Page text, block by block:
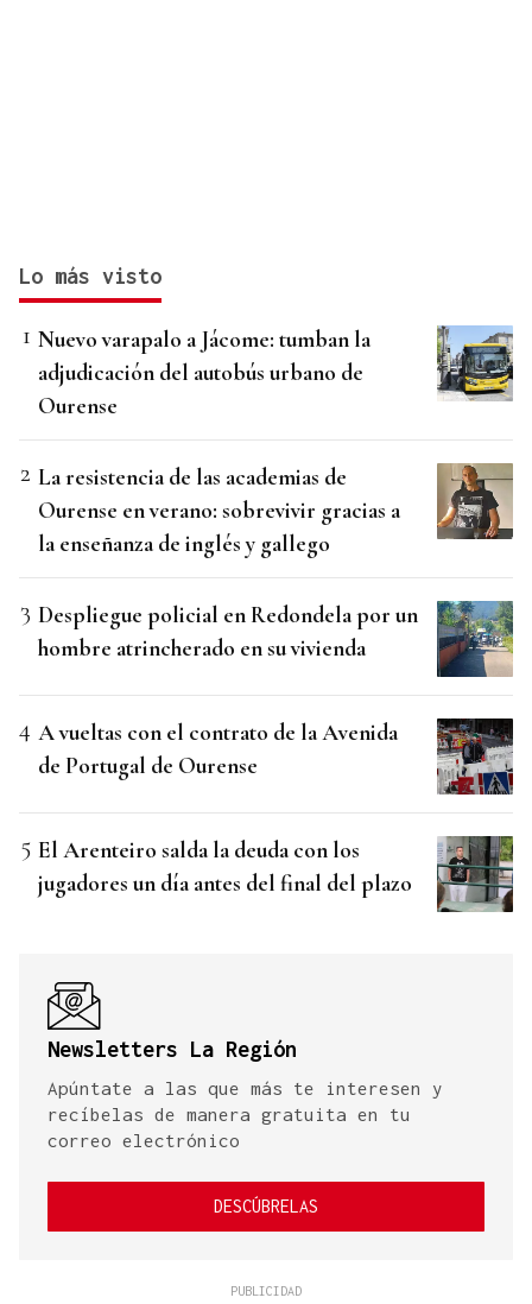
Lo más visto
Nuevo varapalo a Jácome: tumban la
adjudicación del autobús urbano de
Ourense
La resistencia de las academias de
Ourense en verano: sobrevivir gracias a
la enseñanza de inglés y gallego
Despliegue policial en Redondela por un
hombre atrincherado en su vivienda
A vueltas con el contrato de la Avenida
de Portugal de Ourense
El Arenteiro salda la deuda con los
jugadores un día antes del final del plazo
Newsletters La Región
Apúntate a las que más te interesen y
recíbelas de manera gratuita en tu
correo electrónico
DESCÚBRELAS